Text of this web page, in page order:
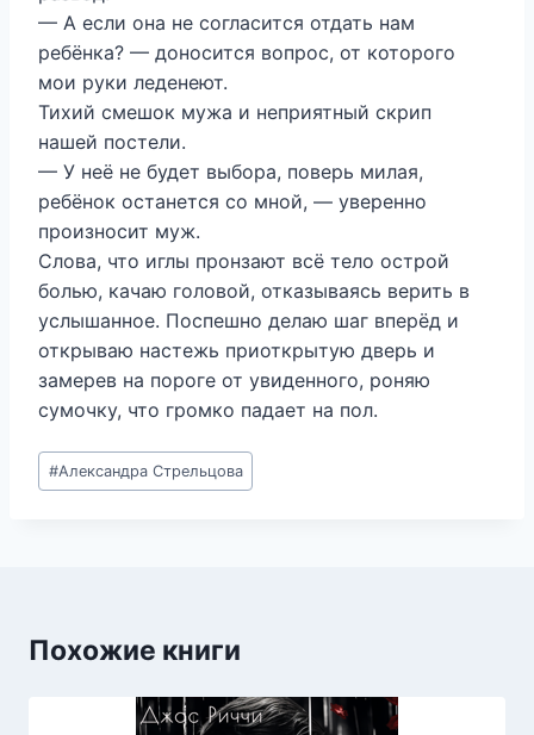
— А если она не согласится отдать нам
ребёнка? — доносится вопрос, от которого
мои руки леденеют.
Тихий смешок мужа и неприятный скрип
нашей постели.
— У неё не будет выбора, поверь милая,
ребёнок останется со мной, — уверенно
произносит муж.
Слова, что иглы пронзают всё тело острой
болью, качаю головой, отказываясь верить в
услышанное. Поспешно делаю шаг вперёд и
открываю настежь приоткрытую дверь и
замерев на пороге от увиденного, роняю
сумочку, что громко падает на пол.
Метки
записи:
#Александра Стрельцова
Похожие книги